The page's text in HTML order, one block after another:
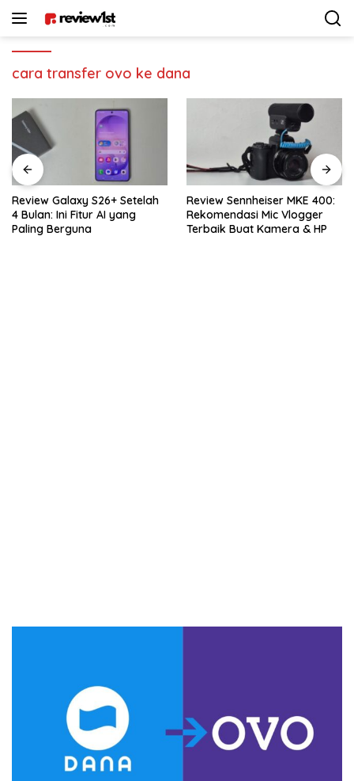
cara transfer ovo ke dana
Review Galaxy S26+ Setelah
4 Bulan: Ini Fitur AI yang
Paling Berguna
Review Sennheiser MKE 400:
Rekomendasi Mic Vlogger
Terbaik Buat Kamera & HP